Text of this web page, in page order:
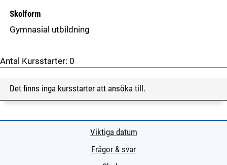
Skolform
Gymnasial utbildning
Antal Kursstarter: 0
Det finns inga kursstarter att ansöka till.
Viktiga datum
Frågor & svar